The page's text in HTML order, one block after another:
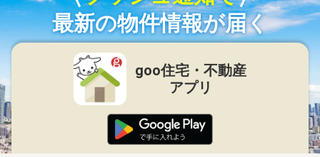
最新の物件情報が届く
goo住宅・不動産
アプリ